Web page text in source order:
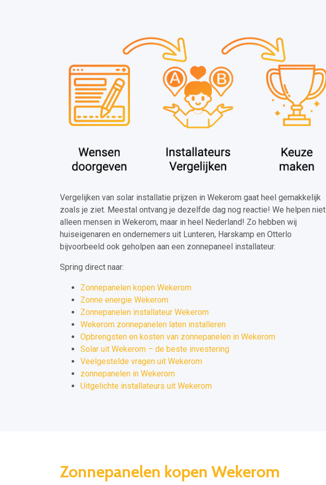
Vergelijken van solar installatie prijzen in Wekerom gaat heel gemakkelijk
zoals je ziet. Meestal ontvang je dezelfde dag nog reactie! We helpen niet
alleen mensen in Wekerom, maar in heel Nederland! Zo hebben wij
huiseigenaren en ondernemers uit Lunteren, Harskamp en Otterlo
bijvoorbeeld ook geholpen aan een zonnepaneel installateur.
Spring direct naar:
Zonnepanelen kopen Wekerom
Zonne energie Wekerom
Zonnepanelen installateur Wekerom
Wekerom zonnepanelen laten installeren
Opbrengsten en kosten van zonnepanelen in Wekerom
Solar uit Wekerom – de beste investering
Veelgestelde vragen uit Wekerom
zonnepanelen in Wekerom
Uitgelichte installateurs uit Wekerom
Zonnepanelen kopen Wekerom